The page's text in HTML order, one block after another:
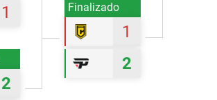
Finalizado
1
2
1
2